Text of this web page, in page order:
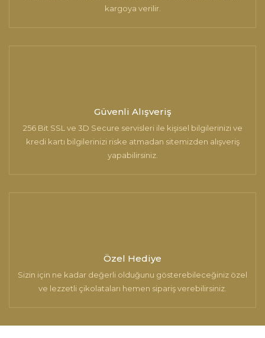
kargoya verilir.
Güvenli Alışveriş
256 Bit SSL ve 3D Secure servisleri ile kişisel bilgilerinizi ve
kredi kartı bilgilerinizi riske atmadan sitemizden alışveriş
yapabilirsiniz.
Özel Hediye
Sizin için ne kadar değerli olduğunu gösterebileceğiniz özel
ve lezzetli çikolataları hemen sipariş verebilirsiniz.